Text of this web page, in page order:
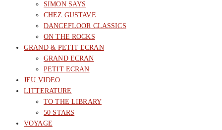
SIMON SAYS
CHEZ GUSTAVE
DANCEFLOOR CLASSICS
ON THE ROCKS
GRAND & PETIT ECRAN
GRAND ECRAN
PETIT ECRAN
JEU VIDEO
LITTERATURE
TO THE LIBRARY
50 STARS
VOYAGE